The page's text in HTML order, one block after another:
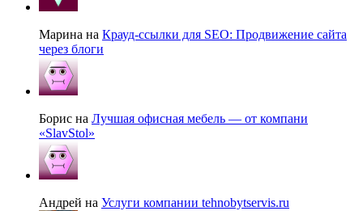
Марина на Крауд-ссылки для SEO: Продвижение сайта
через блоги
Борис на Лучшая офисная мебель — от компани
«SlavStol»
Андрей на Услуги компании tehnobytservis.ru